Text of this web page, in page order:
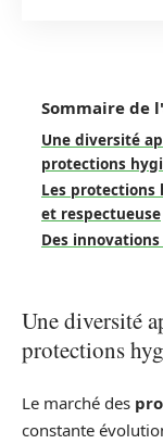
Sommaire de
Une diversité
protections
Les protections
et respectueuse
Des
Une diversité
protections
Le marché des
constante